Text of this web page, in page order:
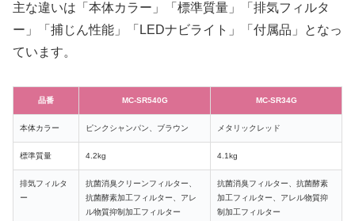
主な違いは「本体カラー」「標準質量」「排気フィルタ
ー」「捕じん性能」「LEDナビライト」「付属品」となっ
ています。
品番 MC-SR540G MC-SR34G
本体カラー ピンクシャンパン、ブラウン メタリックレッド
標準質量 4.2kg 4.1kg
排気フィルタ
ー
抗菌消臭クリーンフィルター、
抗菌酵素加工フィルター、アレ
ル物質抑制加工フィルター
抗菌消臭フィルター、抗菌酵素
加工フィルター、アレル物質抑
制加工フィルター